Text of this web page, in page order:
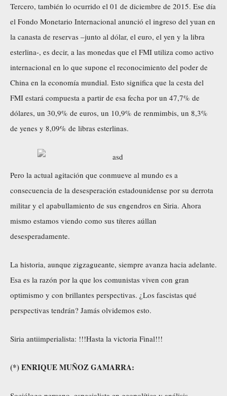
Tercero, también lo ocurrido el 01 de diciembre de 2015. Ese día
el Fondo Monetario Internacional anunció el ingreso del yuan en
la canasta de reservas –junto al dólar, el euro, el yen y la libra
esterlina-, es decir, a las monedas que el FMI utiliza como activo
internacional en lo que supone el reconocimiento del poder de
China en la economía mundial. Esto significa que la cesta del
FMI estará compuesta a partir de esa fecha por un 47,7% de
dólares, un 30,9% de euros, un 10,9% de renmimbis, un 8,3%
de yenes y 8,09% de libras esterlinas.
Pero la actual agitación que conmueve al mundo es a
consecuencia de la desesperación estadounidense por su derrota
militar y el apabullamiento de sus engendros en Siria. Ahora
mismo estamos viendo como sus títeres aúllan
desesperadamente.
La historia, aunque zigzagueante, siempre avanza hacia adelante.
Esa es la razón por la que los comunistas viven con gran
optimismo y con brillantes perspectivas. ¿Los fascistas qué
perspectivas tendrán? Jamás olvidemos esto.
Siria antiimperialista: !!!Hasta la victoria Final!!!
(*) ENRIQUE MUÑOZ GAMARRA: